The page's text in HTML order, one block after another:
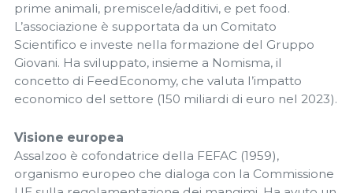
prime animali, premiscele/additivi, e pet food.
L’associazione è supportata da un Comitato
Scientifico e investe nella formazione del Gruppo
Giovani. Ha sviluppato, insieme a Nomisma, il
concetto di FeedEconomy, che valuta l’impatto
economico del settore (150 miliardi di euro nel 2023).
Visione europea
Assalzoo è cofondatrice della FEFAC (1959),
organismo europeo che dialoga con la Commissione